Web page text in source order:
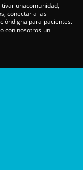
unacomunidad,
conectar a las
para pacientes.
con nosotros un